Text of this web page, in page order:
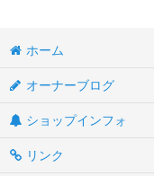
ホーム
オーナーブログ
ショップインフォ
リンク